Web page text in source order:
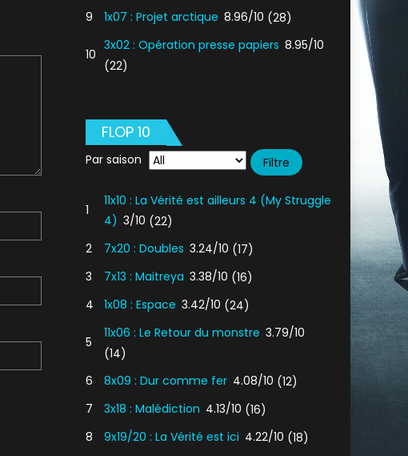
9
1x07 : Projet arctique 8.96/10 (28)
10
3x02 : Opération presse papiers 8.95/10
(22)
FLOP 10
Par saison
1
11x10 : La Vérité est ailleurs 4 (My Struggle
4) 3/10 (22)
2
7x20 : Doubles 3.24/10 (17)
3
7x13 : Maitreya 3.38/10 (16)
4
1x08 : Espace 3.42/10 (24)
5
11x06 : Le Retour du monstre 3.79/10
(14)
6
8x09 : Dur comme fer 4.08/10 (12)
7
3x18 : Malédiction 4.13/10 (16)
8
9x19/20 : La Vérité est ici 4.22/10 (18)